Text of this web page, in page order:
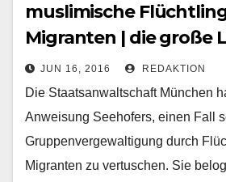
muslimische
Migranten | die große
JUN 16, 2016 REDAKTION
Die Staatsanwaltschaft München
Anweisung Seehofers, einen Fall
Gruppenvergewaltigung durch
Migranten zu vertuschen. Sie